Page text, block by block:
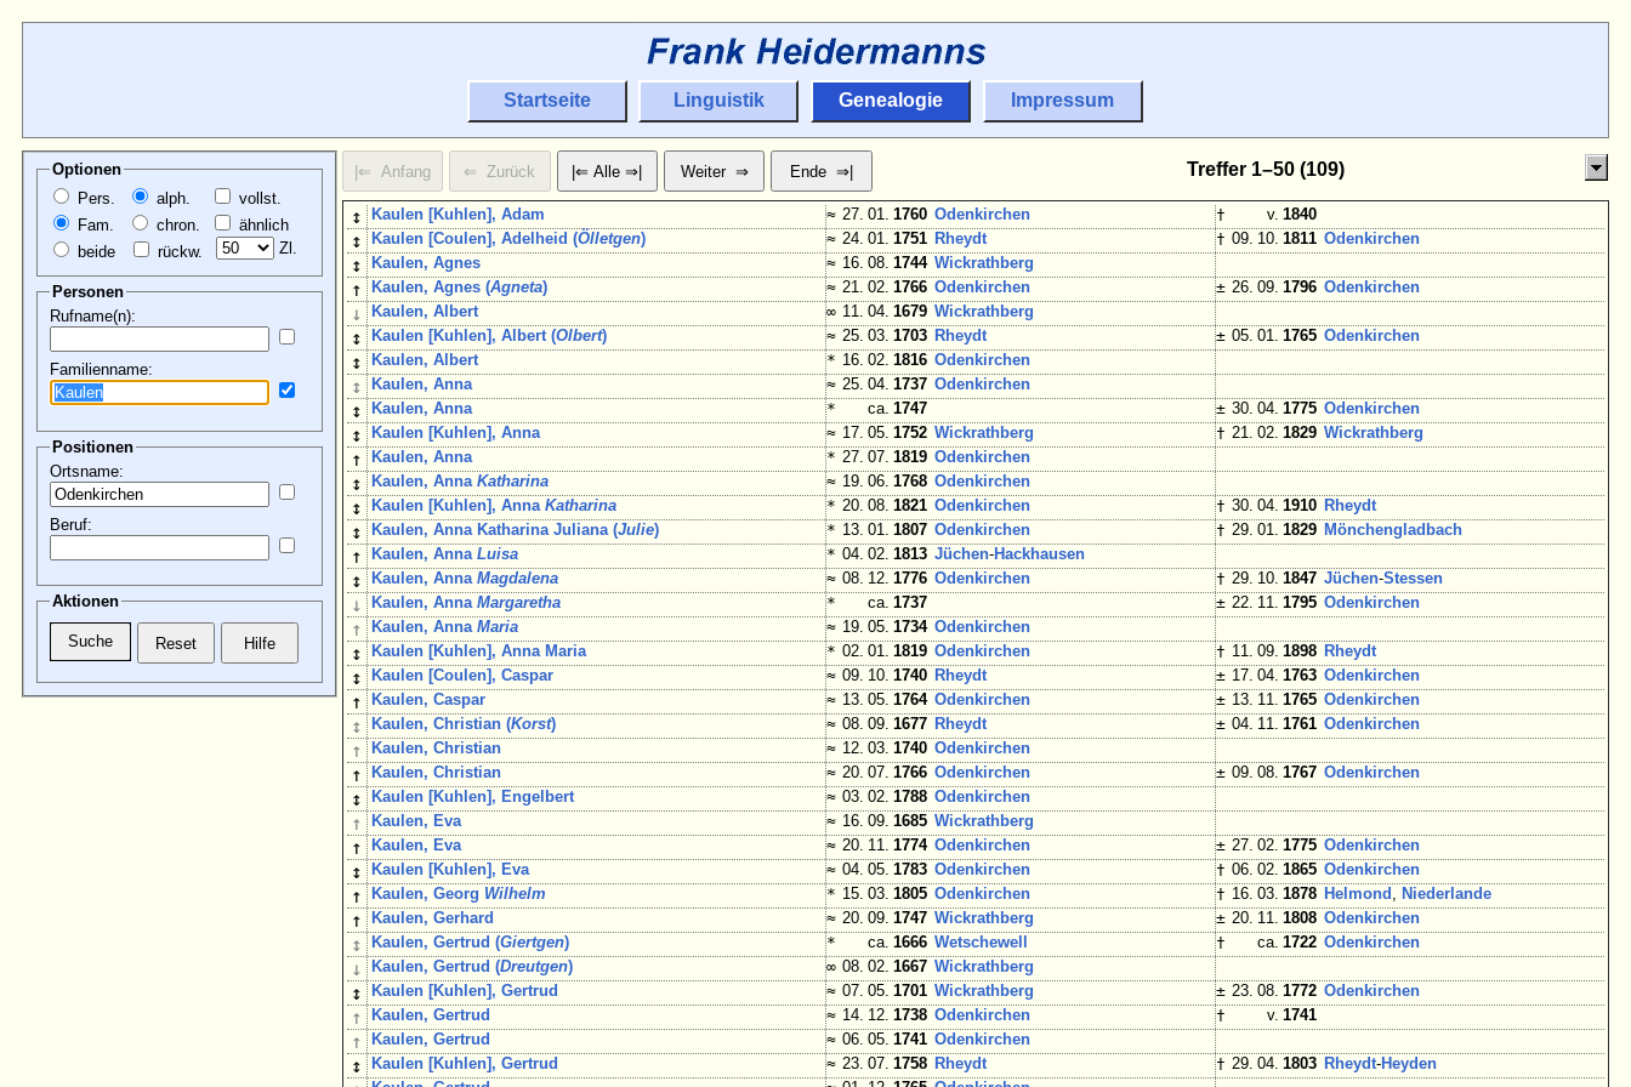
Startseite Linguistik Genealogie Impressum
Optionen
Pers.
Fam.
beide
alph.
chron.
rückw.
vollst.
ähnlich
Zl.
Personen
Rufname(n):
Familienname:
Positionen
Ortsname:
Beruf:
Aktionen
Treffer 1–50 (109)
↕ Kaulen [Kuhlen], Adam ≈ 27. 01. 1760 Odenkirchen † v. 1840
↕ Kaulen [Coulen], Adelheid (Ölletgen) ≈ 24. 01. 1751 Rheydt † 09. 10. 1811 Odenkirchen
↕ Kaulen, Agnes ≈ 16. 08. 1744 Wickrathberg
↑ Kaulen, Agnes (Agneta) ≈ 21. 02. 1766 Odenkirchen ± 26. 09. 1796 Odenkirchen
↓ Kaulen, Albert ∞ 11. 04. 1679 Wickrathberg
↕ Kaulen [Kuhlen], Albert (Olbert) ≈ 25. 03. 1703 Rheydt ± 05. 01. 1765 Odenkirchen
↕ Kaulen, Albert * 16. 02. 1816 Odenkirchen
↕ Kaulen, Anna ≈ 25. 04. 1737 Odenkirchen
↕ Kaulen, Anna * ca. 1747 ± 30. 04. 1775 Odenkirchen
↕ Kaulen [Kuhlen], Anna ≈ 17. 05. 1752 Wickrathberg † 21. 02. 1829 Wickrathberg
↑ Kaulen, Anna * 27. 07. 1819 Odenkirchen
↕ Kaulen, AnnaKatharina ≈ 19. 06. 1768 Odenkirchen
↕ Kaulen [Kuhlen], AnnaKatharina * 20. 08. 1821 Odenkirchen † 30. 04. 1910 Rheydt
↕ Kaulen, Anna Katharina Juliana (Julie) * 13. 01. 1807 Odenkirchen † 29. 01. 1829 Mönchengladbach
↑ Kaulen, AnnaLuisa * 04. 02. 1813 Jüchen-Hackhausen
↕ Kaulen, AnnaMagdalena ≈ 08. 12. 1776 Odenkirchen † 29. 10. 1847 Jüchen-Stessen
↓ Kaulen, AnnaMargaretha * ca. 1737 ± 22. 11. 1795 Odenkirchen
↑ Kaulen, AnnaMaria ≈ 19. 05. 1734 Odenkirchen
↕ Kaulen [Kuhlen], Anna Maria * 02. 01. 1819 Odenkirchen † 11. 09. 1898 Rheydt
↕ Kaulen [Coulen], Caspar ≈ 09. 10. 1740 Rheydt ± 17. 04. 1763 Odenkirchen
↑ Kaulen, Caspar ≈ 13. 05. 1764 Odenkirchen ± 13. 11. 1765 Odenkirchen
↕ Kaulen, Christian (Korst) ≈ 08. 09. 1677 Rheydt ± 04. 11. 1761 Odenkirchen
↑ Kaulen, Christian ≈ 12. 03. 1740 Odenkirchen
↑ Kaulen, Christian ≈ 20. 07. 1766 Odenkirchen ± 09. 08. 1767 Odenkirchen
↕ Kaulen [Kuhlen], Engelbert ≈ 03. 02. 1788 Odenkirchen
↑ Kaulen, Eva ≈ 16. 09. 1685 Wickrathberg
↑ Kaulen, Eva ≈ 20. 11. 1774 Odenkirchen ± 27. 02. 1775 Odenkirchen
↕ Kaulen [Kuhlen], Eva ≈ 04. 05. 1783 Odenkirchen † 06. 02. 1865 Odenkirchen
↑ Kaulen, Georg Wilhelm * 15. 03. 1805 Odenkirchen † 16. 03. 1878 Helmond , Niederlande
↑ Kaulen, Gerhard ≈ 20. 09. 1747 Wickrathberg ± 20. 11. 1808 Odenkirchen
↕ Kaulen, Gertrud (Giertgen) * ca. 1666 Wetschewell † ca. 1722 Odenkirchen
↓ Kaulen, Gertrud (Dreutgen) ∞ 08. 02. 1667 Wickrathberg
↕ Kaulen [Kuhlen], Gertrud ≈ 07. 05. 1701 Wickrathberg ± 23. 08. 1772 Odenkirchen
↑ Kaulen, Gertrud ≈ 14. 12. 1738 Odenkirchen † v. 1741
↑ Kaulen, Gertrud ≈ 06. 05. 1741 Odenkirchen
↕ Kaulen [Kuhlen], Gertrud ≈ 23. 07. 1758 Rheydt † 29. 04. 1803 Rheydt-Heyden